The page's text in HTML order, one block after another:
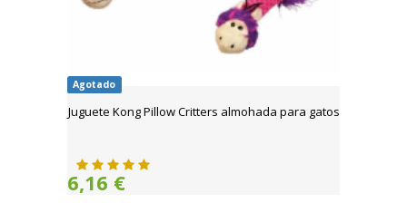
Agotado
Juguete Kong Pillow Critters almohada para gatos
6,16 €